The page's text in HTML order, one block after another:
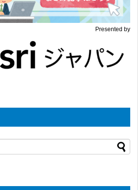
Presented by